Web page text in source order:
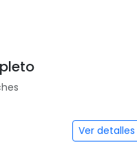
Ver detalles